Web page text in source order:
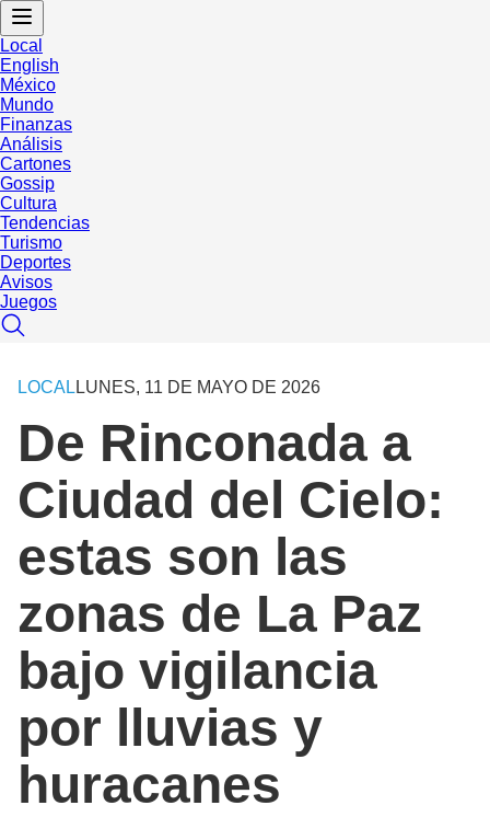
Local
English
México
Mundo
Finanzas
Análisis
Cartones
Gossip
Cultura
Tendencias
Turismo
Deportes
Avisos
Juegos
LOCAL LUNES, 11 DE MAYO DE 2026
De Rinconada a
Ciudad del Cielo:
estas son las
zonas de La Paz
bajo vigilancia
por lluvias y
huracanes